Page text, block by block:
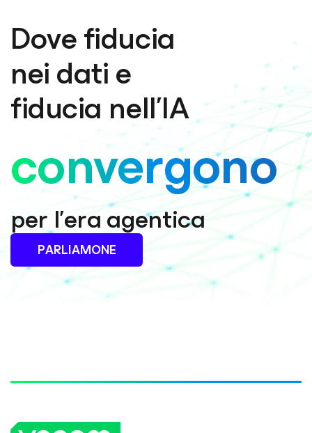
Dove fiducia
nei dati e
fiducia nell’IA
convergono
per l’era agentica
PARLIAMONE